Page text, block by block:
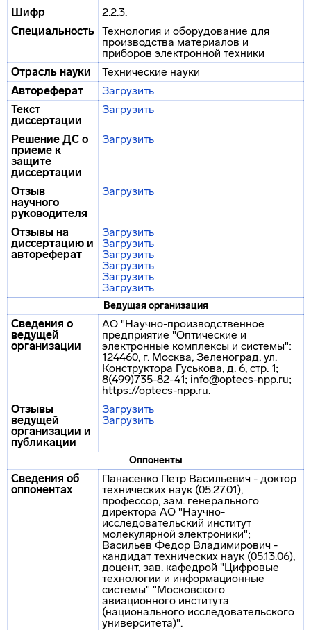
Шифр
2.2.3.
Специальность Технология и оборудование для
производства материалов и
приборов электронной техники
Отрасль науки
Технические науки
Автореферат
Загрузить
Текст
диссертации
Загрузить
Решение ДС о
приеме к
защите
диссертации
Загрузить
Отзыв
научного
руководителя
Загрузить
Отзывы на
диссертацию и
автореферат
Загрузить
Загрузить
Загрузить
Загрузить
Загрузить
Загрузить
Ведущая организация
Сведения о
ведущей
организации
АО "Научно-производственное
предприятие "Оптические и
электронные комплексы и системы":
124460, г. Москва, Зеленоград, ул.
Конструктора Гуськова, д. 6, стр. 1;
8(499)735-82-41; info@optecs-npp.ru;
https://optecs-npp.ru.
Отзывы
ведущей
организации и
публикации
Загрузить
Загрузить
Оппоненты
Сведения об
оппонентах
Панасенко Петр Васильевич - доктор
технических наук (05.27.01),
профессор, зам. генерального
директора АО "Научно-
исследовательский институт
молекулярной электроники";
Васильев Федор Владимирович -
кандидат технических наук (05.13.06),
доцент, зав. кафедрой "Цифровые
технологии и информационные
системы" "Московского
авиационного института
(национального исследовательского
университета)".